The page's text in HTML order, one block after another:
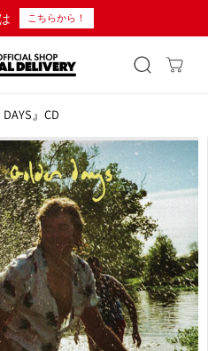
10,000円以上のご購入で日本国内
』CD